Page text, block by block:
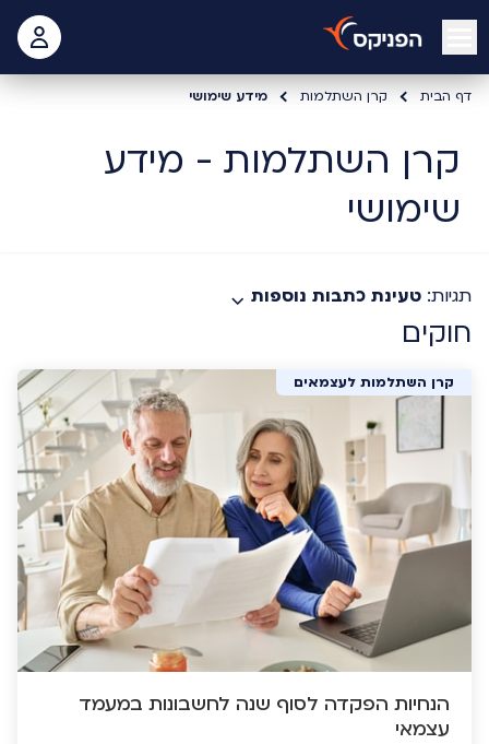
open mobile menu
דף הבית קרן השתלמות מידע שימושי
קרן השתלמות - מידע
שימושי
תגיות: טעינת כתבות נוספות
חוקים
קרן השתלמות לעצמאים
הנחיות הפקדה לסוף שנה לחשבונות במעמד
עצמאי